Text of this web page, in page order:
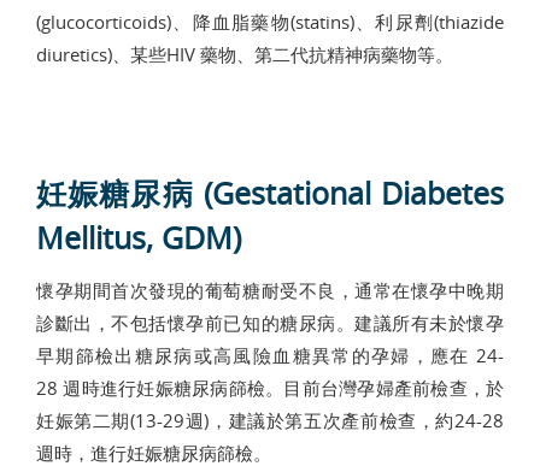
(glucocorticoids)、降血脂藥物(statins)、利尿劑(thiazide
diuretics)、某些HIV 藥物、第二代抗精神病藥物等。
妊娠糖尿病 (Gestational Diabetes
Mellitus, GDM)
懷孕期間首次發現的葡萄糖耐受不良，通常在懷孕中晚期
診斷出，不包括懷孕前已知的糖尿病。建議所有未於懷孕
早期篩檢出糖尿病或高風險血糖異常的孕婦，應在 24-
28 週時進行妊娠糖尿病篩檢。目前台灣孕婦產前檢查，於
妊娠第二期(13-29週)，建議於第五次產前檢查，約24-28
週時，進行妊娠糖尿病篩檢。